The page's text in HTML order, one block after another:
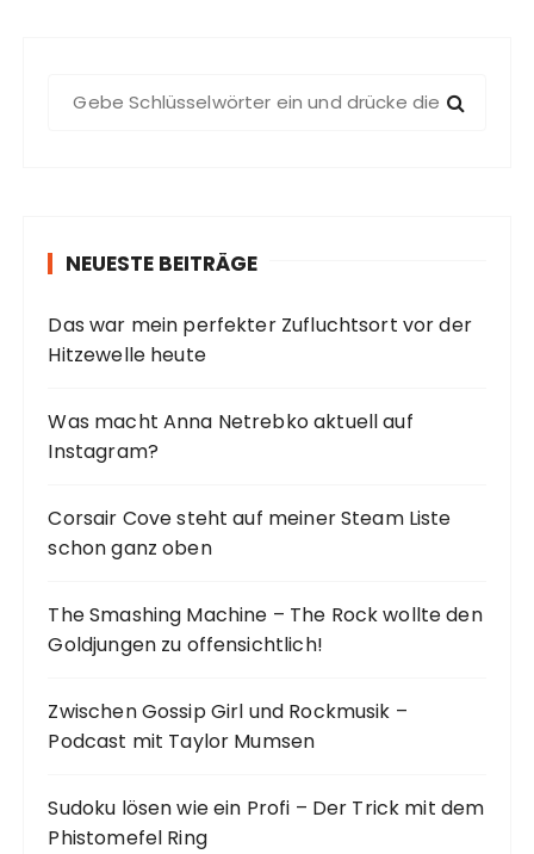
c
h
NEUESTE BEITRÄGE
Das war mein perfekter Zufluchtsort vor der
Hitzewelle heute
Was macht Anna Netrebko aktuell auf
Instagram?
Corsair Cove steht auf meiner Steam Liste
schon ganz oben
The Smashing Machine – The Rock wollte den
Goldjungen zu offensichtlich!
Zwischen Gossip Girl und Rockmusik –
Podcast mit Taylor Mumsen
Sudoku lösen wie ein Profi – Der Trick mit dem
Phistomefel Ring